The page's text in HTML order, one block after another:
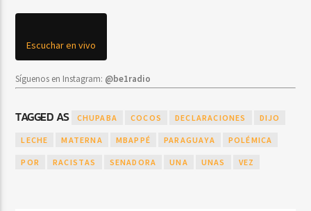
Escuchar en vivo
Síguenos en Instagram: @be1radio
TAGGED AS CHUPABA COCOS DECLARACIONES DIJO
LECHE MATERNA MBAPPÉ PARAGUAYA POLÉMICA
POR RACISTAS SENADORA UNA UNAS VEZ